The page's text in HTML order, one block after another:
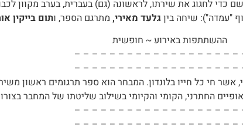
יוארט 105 חורפים – ואנחנו נהיה שם כדי לחגוג את שירתו, לראשונה (גם)
"עמדה"): שיחה ביןגלעד מאירי, מתרגם הספר, ותום בייקין
ההשתתפות באירוע ~ חופשית
– – – – – – – – – – – – – – – – – – –
– – – – – – – – – – – – – – – – – – –
ממוצא סקוטי, אשר חי כל חייו בלונדון. המבחר הוא ספר תרגומים
החתרני, הקומי והקיומי בשילוב שליטתו של המחבר
– – – – – – – – – – – – – – – – – – –